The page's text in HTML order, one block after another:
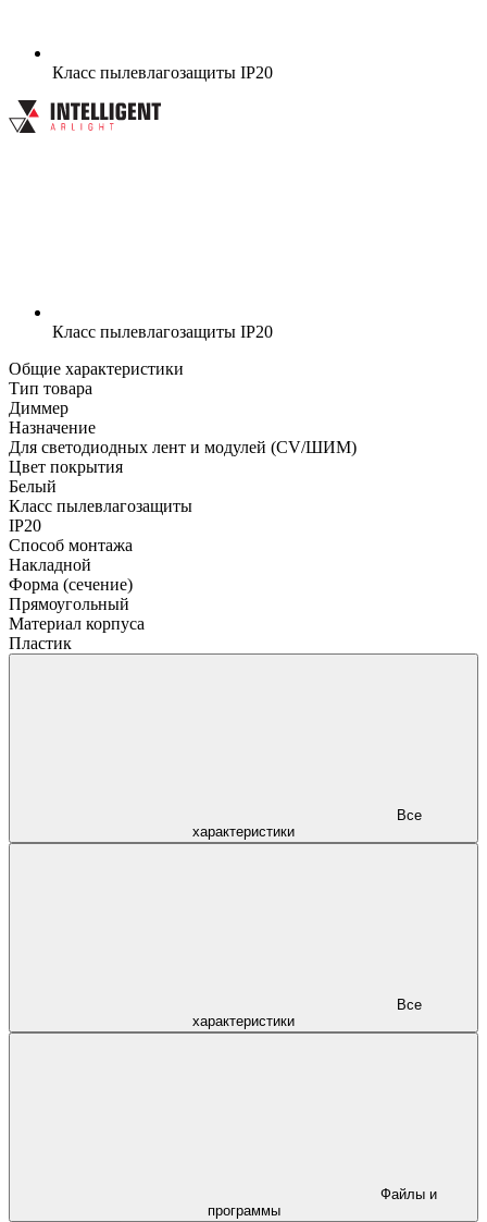
Класс пылевлагозащиты IP20
Класс пылевлагозащиты IP20
Общие характеристики
Тип товара
Диммер
Назначение
Для светодиодных лент и модулей (CV/ШИМ)
Цвет покрытия
Белый
Класс пылевлагозащиты
IP20
Способ монтажа
Накладной
Форма (сечение)
Прямоугольный
Материал корпуса
Пластик
характеристики
характеристики
программы